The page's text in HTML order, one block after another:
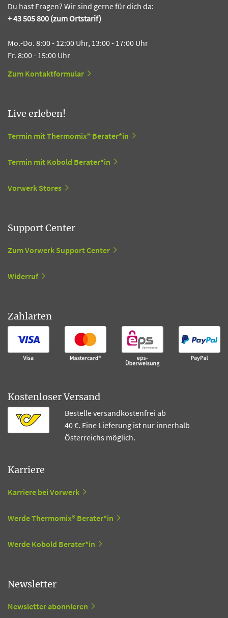
Du hast Fragen? Wir sind gerne für dich da:
+ 43 505 800 (zum Ortstarif)
Mo.-Do. 8:00 - 12:00 Uhr, 13:00 - 17:00 Uhr
Fr. 8:00 - 15:00 Uhr
Zum Kontaktformular
Live erleben!
Termin mit Thermomix® Berater*in
Termin mit Kobold Berater*in
Vorwerk Stores
Support Center
Zum Vorwerk Support Center
Widerruf
Zahlarten
Kostenloser Versand
Bestelle versandkostenfrei ab
40 €. Eine Lieferung ist nur innerhalb
Österreichs möglich.
Karriere
Karriere bei Vorwerk
Werde Thermomix® Berater*in
Werde Kobold Berater*in
Newsletter
Newsletter abonnieren